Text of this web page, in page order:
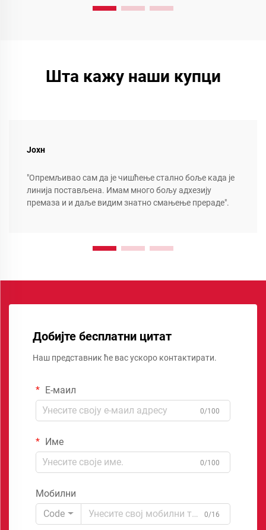
Шта кажу наши купци
Јохн
"Опремљивао сам да је чишћење стално боље када је
линија постављена. Имам много бољу адхезију
премаза и и даље видим знатно смањење прераде".
Добијте бесплатни цитат
Наш представник ће вас ускоро контактирати.
Е-маил
0/100
Име
0/100
Мобилни
Code
0/16